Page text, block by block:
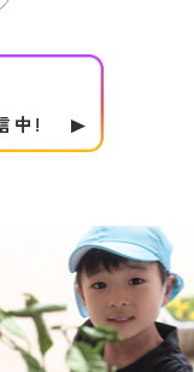
中!